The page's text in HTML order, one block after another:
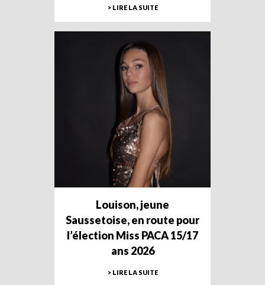
> LIRE LA SUITE
Louison, jeune
Saussetoise, en route pour
l’élection Miss PACA 15/17
ans 2026
> LIRE LA SUITE